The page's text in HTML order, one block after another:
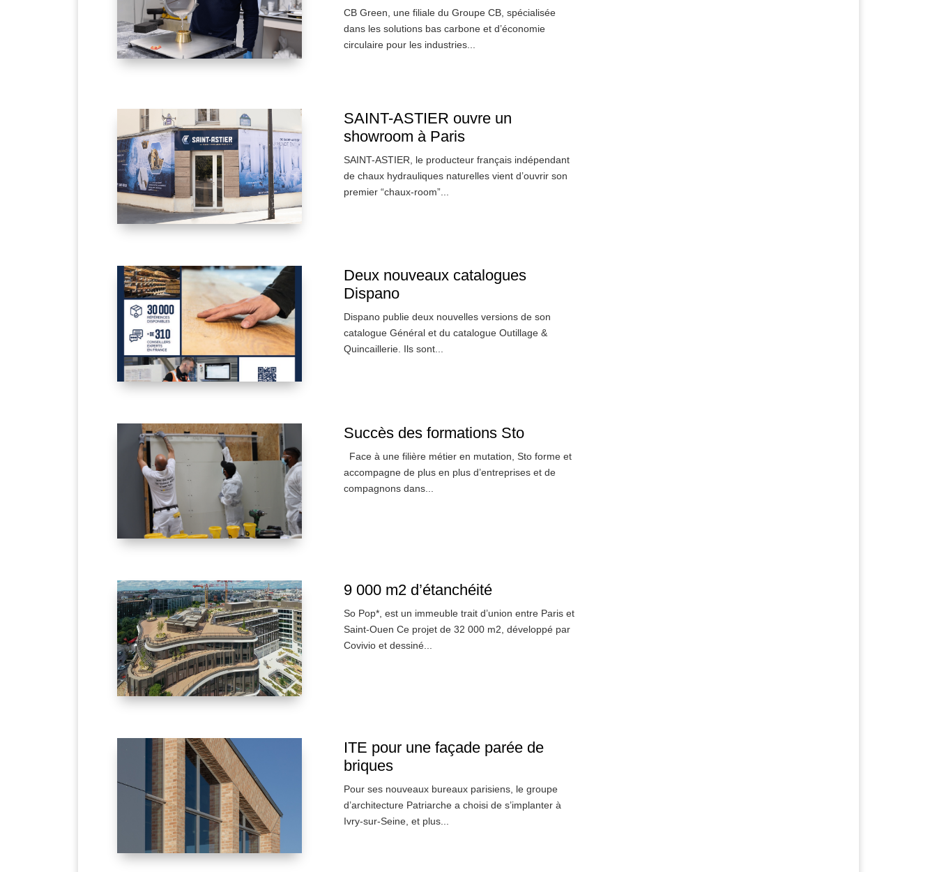
CB Green, une filiale du Groupe CB, spécialisée
dans les solutions bas carbone et d’économie
circulaire pour les industries...
SAINT-ASTIER ouvre un
showroom à Paris
SAINT-ASTIER, le producteur français indépendant
de chaux hydrauliques naturelles vient d’ouvrir son
premier “chaux-room”...
Deux nouveaux catalogues
Dispano
Dispano publie deux nouvelles versions de son
catalogue Général et du catalogue Outillage &
Quincaillerie. Ils sont...
Succès des formations Sto
Face à une filière métier en mutation, Sto forme et
accompagne de plus en plus d’entreprises et de
compagnons dans...
9 000 m2 d’étanchéité
So Pop*, est un immeuble trait d’union entre Paris et
Saint-Ouen Ce projet de 32 000 m2, développé par
Covivio et dessiné...
ITE pour une façade parée de
briques
Pour ses nouveaux bureaux parisiens, le groupe
d’architecture Patriarche a choisi de s’implanter à
Ivry-sur-Seine, et plus...